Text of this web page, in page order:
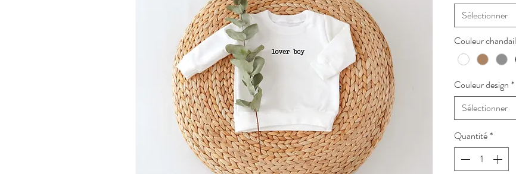
Sélectionner
Couleur chandail
Couleur design *
Sélectionner
Quantité*